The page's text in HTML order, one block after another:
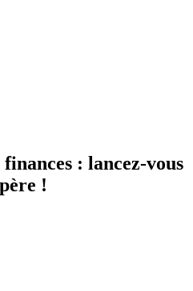
: lancez-vous
!